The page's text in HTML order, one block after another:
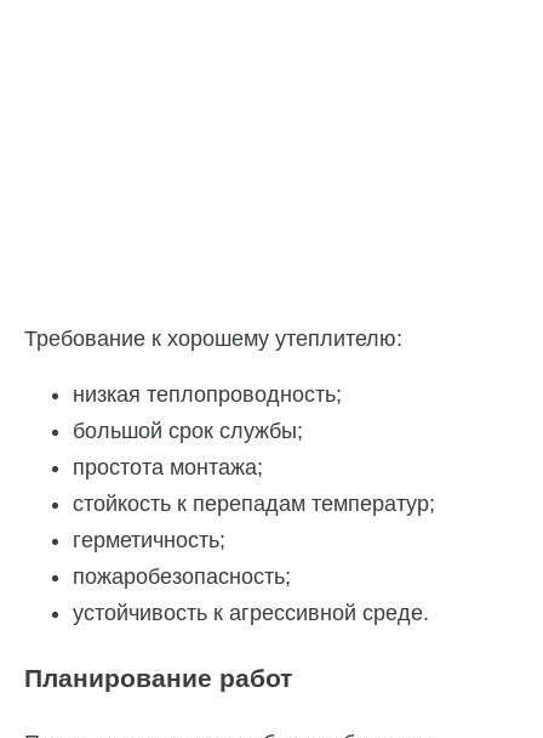
Требование к хорошему утеплителю:
низкая теплопроводность;
большой срок службы;
простота монтажа;
стойкость к перепадам температур;
герметичность;
пожаробезопасность;
устойчивость к агрессивной среде.
Планирование работ